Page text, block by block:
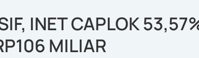
INET CAPLOK
MILIAR